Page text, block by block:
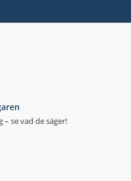
se vad de säger!